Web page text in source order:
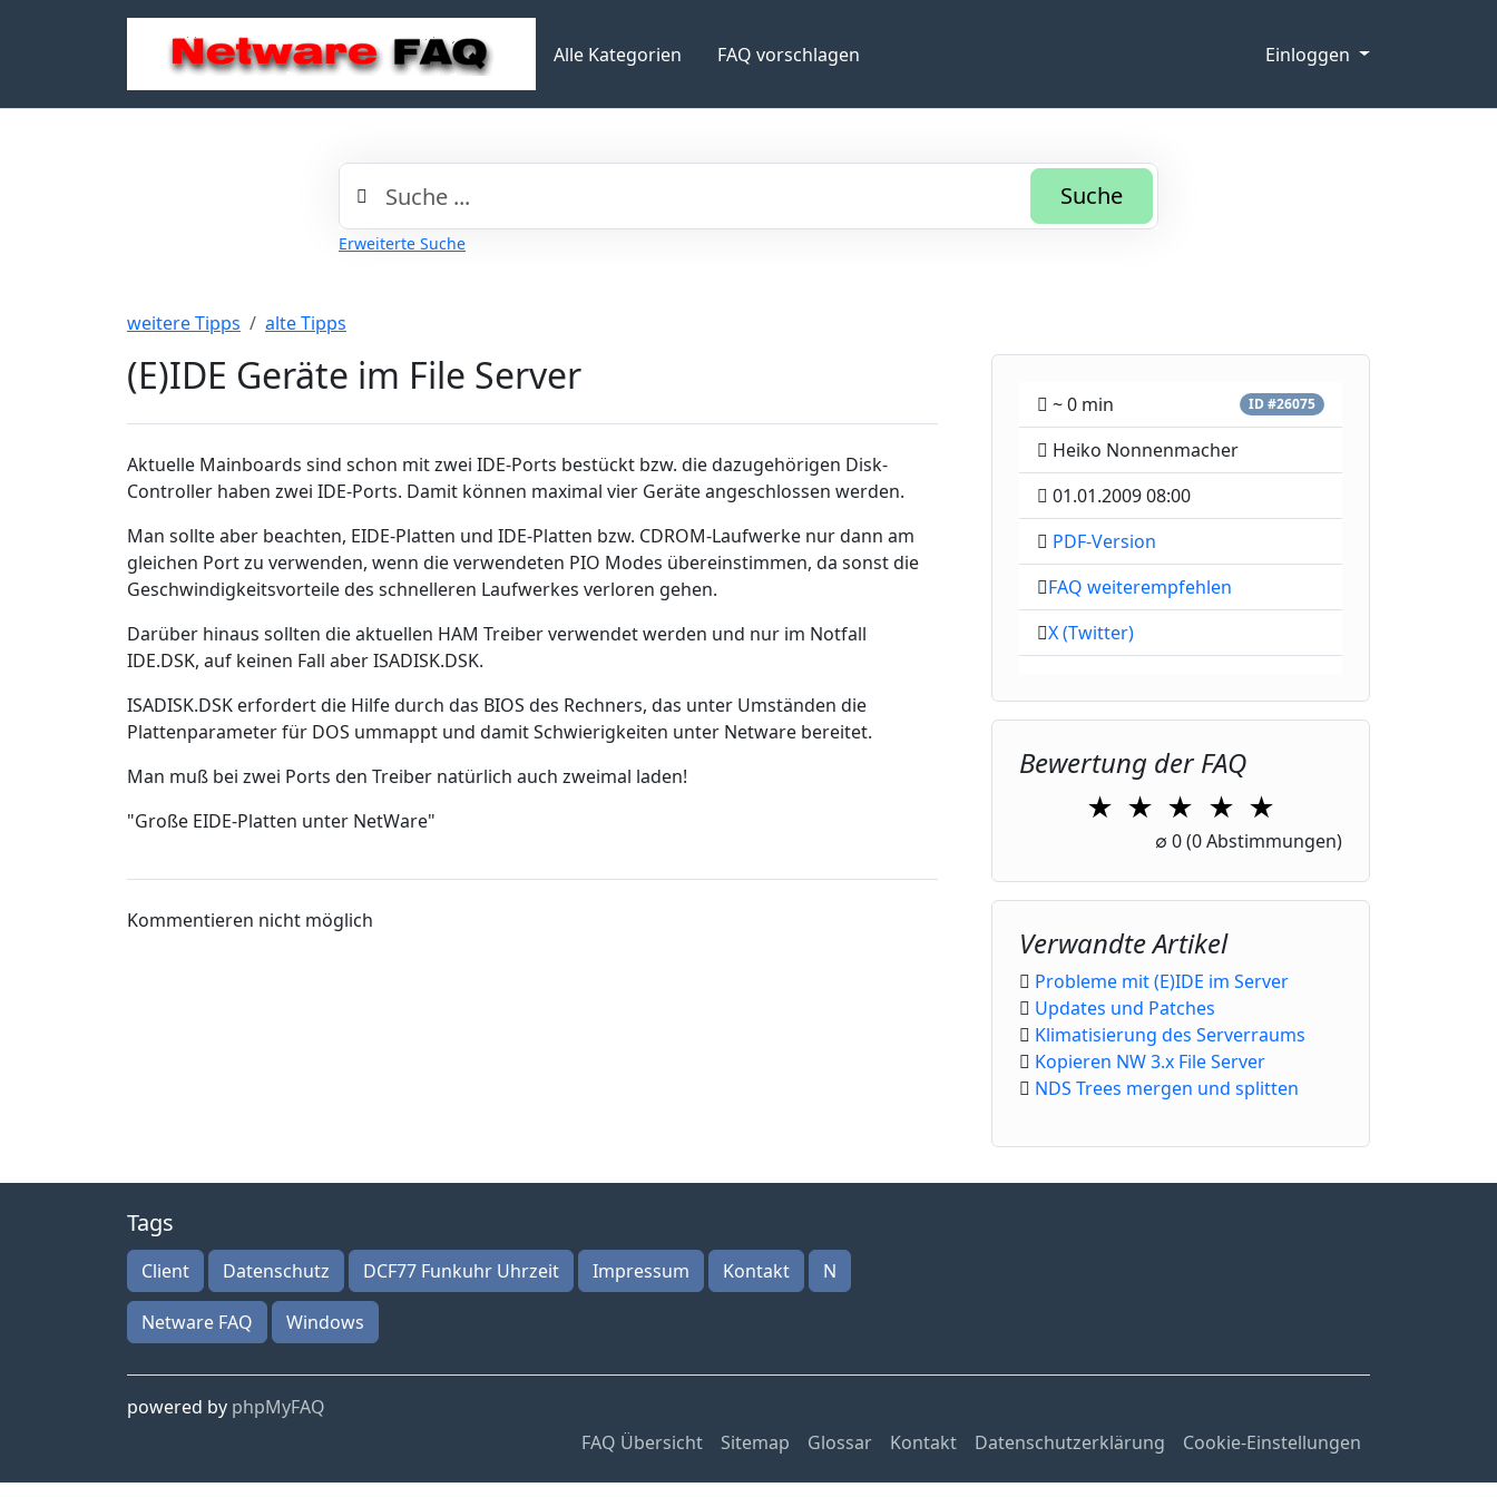
Alle Kategorien FAQ vorschlagen Einloggen
Suche
Erweiterte Suche
weitere Tipps alte Tipps
(E)IDE Geräte im File Server
Aktuelle Mainboards sind schon mit zwei IDE-Ports bestückt bzw. die dazugehörigen Disk-
Controller haben zwei IDE-Ports. Damit können maximal vier Geräte angeschlossen werden.
Man sollte aber beachten, EIDE-Platten und IDE-Platten bzw. CDROM-Laufwerke nur dann am
gleichen Port zu verwenden, wenn die verwendeten PIO Modes übereinstimmen, da sonst die
Geschwindigkeitsvorteile des schnelleren Laufwerkes verloren gehen.
Darüber hinaus sollten die aktuellen HAM Treiber verwendet werden und nur im Notfall
IDE.DSK, auf keinen Fall aber ISADISK.DSK.
ISADISK.DSK erfordert die Hilfe durch das BIOS des Rechners, das unter Umständen die
Plattenparameter für DOS ummappt und damit Schwierigkeiten unter Netware bereitet.
Man muß bei zwei Ports den Treiber natürlich auch zweimal laden!
"Große EIDE-Platten unter NetWare"
Kommentieren nicht möglich
~ 0 min ID #26075
Heiko Nonnenmacher
01.01.2009 08:00
PDF-Version
FAQ weiterempfehlen
X (Twitter)
Bewertung der FAQ
★
1 Star
★
2 Stars
★
3 Stars
★
4 Stars
★
5 Stars
∅ 0(0 Abstimmungen)
Verwandte Artikel
Probleme mit (E)IDE im Server
Updates und Patches
Klimatisierung des Serverraums
Kopieren NW 3.x File Server
NDS Trees mergen und splitten
Tags
Client Datenschutz DCF77 Funkuhr Uhrzeit Impressum Kontakt N
Netware FAQ Windows
powered by phpMyFAQ
FAQ Übersicht
Sitemap Glossar Kontakt Datenschutzerklärung Cookie-Einstellungen